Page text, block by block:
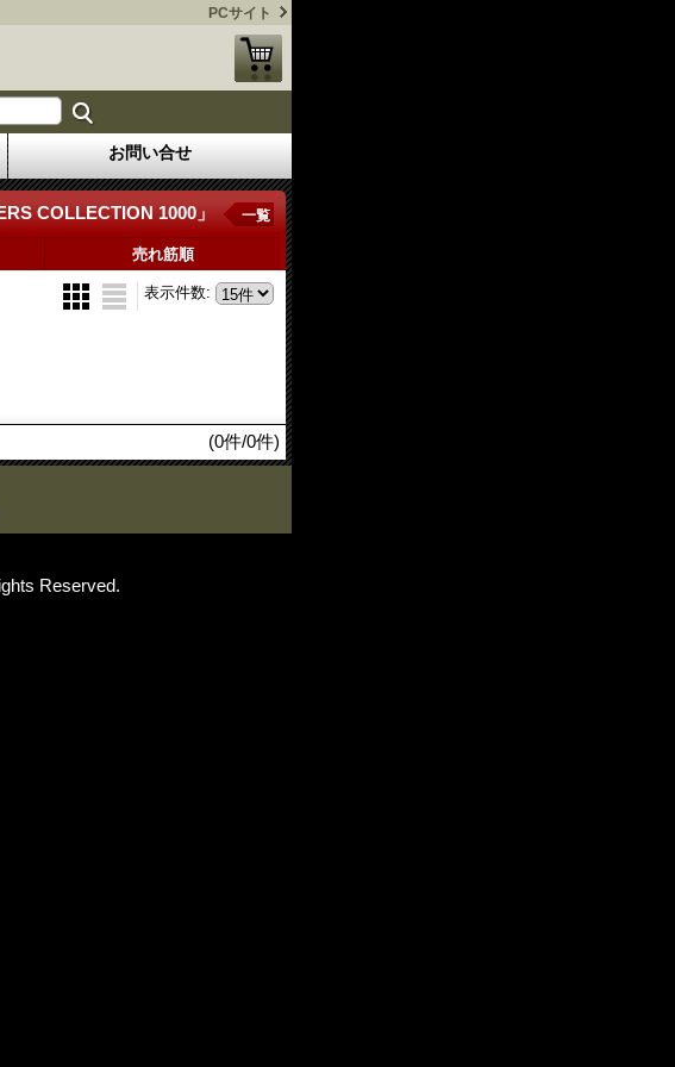
PCサイト
お問い合せ
COLLECTION 1000」 一覧
売れ筋順
表示件数:
(0件/0件)
Reserved.